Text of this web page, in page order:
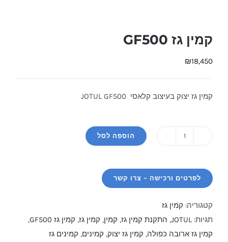
קמין גז GF500
₪18,450
קמין גז יצוק בעיצוב קלאסי JOTUL GF500
קמין
הוספה לסל
קטגוריה: קמין גז
תגיות: JOTUL
, התקנת קמין גז, קמין, קמין גז, קמין גז GF500
,
קמין גז ארובה כפולה, קמין גז יצוק, קמינים, קמינים גז